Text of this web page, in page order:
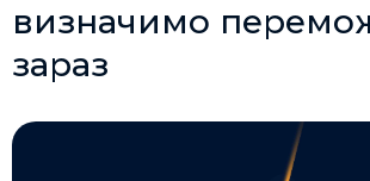
визначимо
зараз